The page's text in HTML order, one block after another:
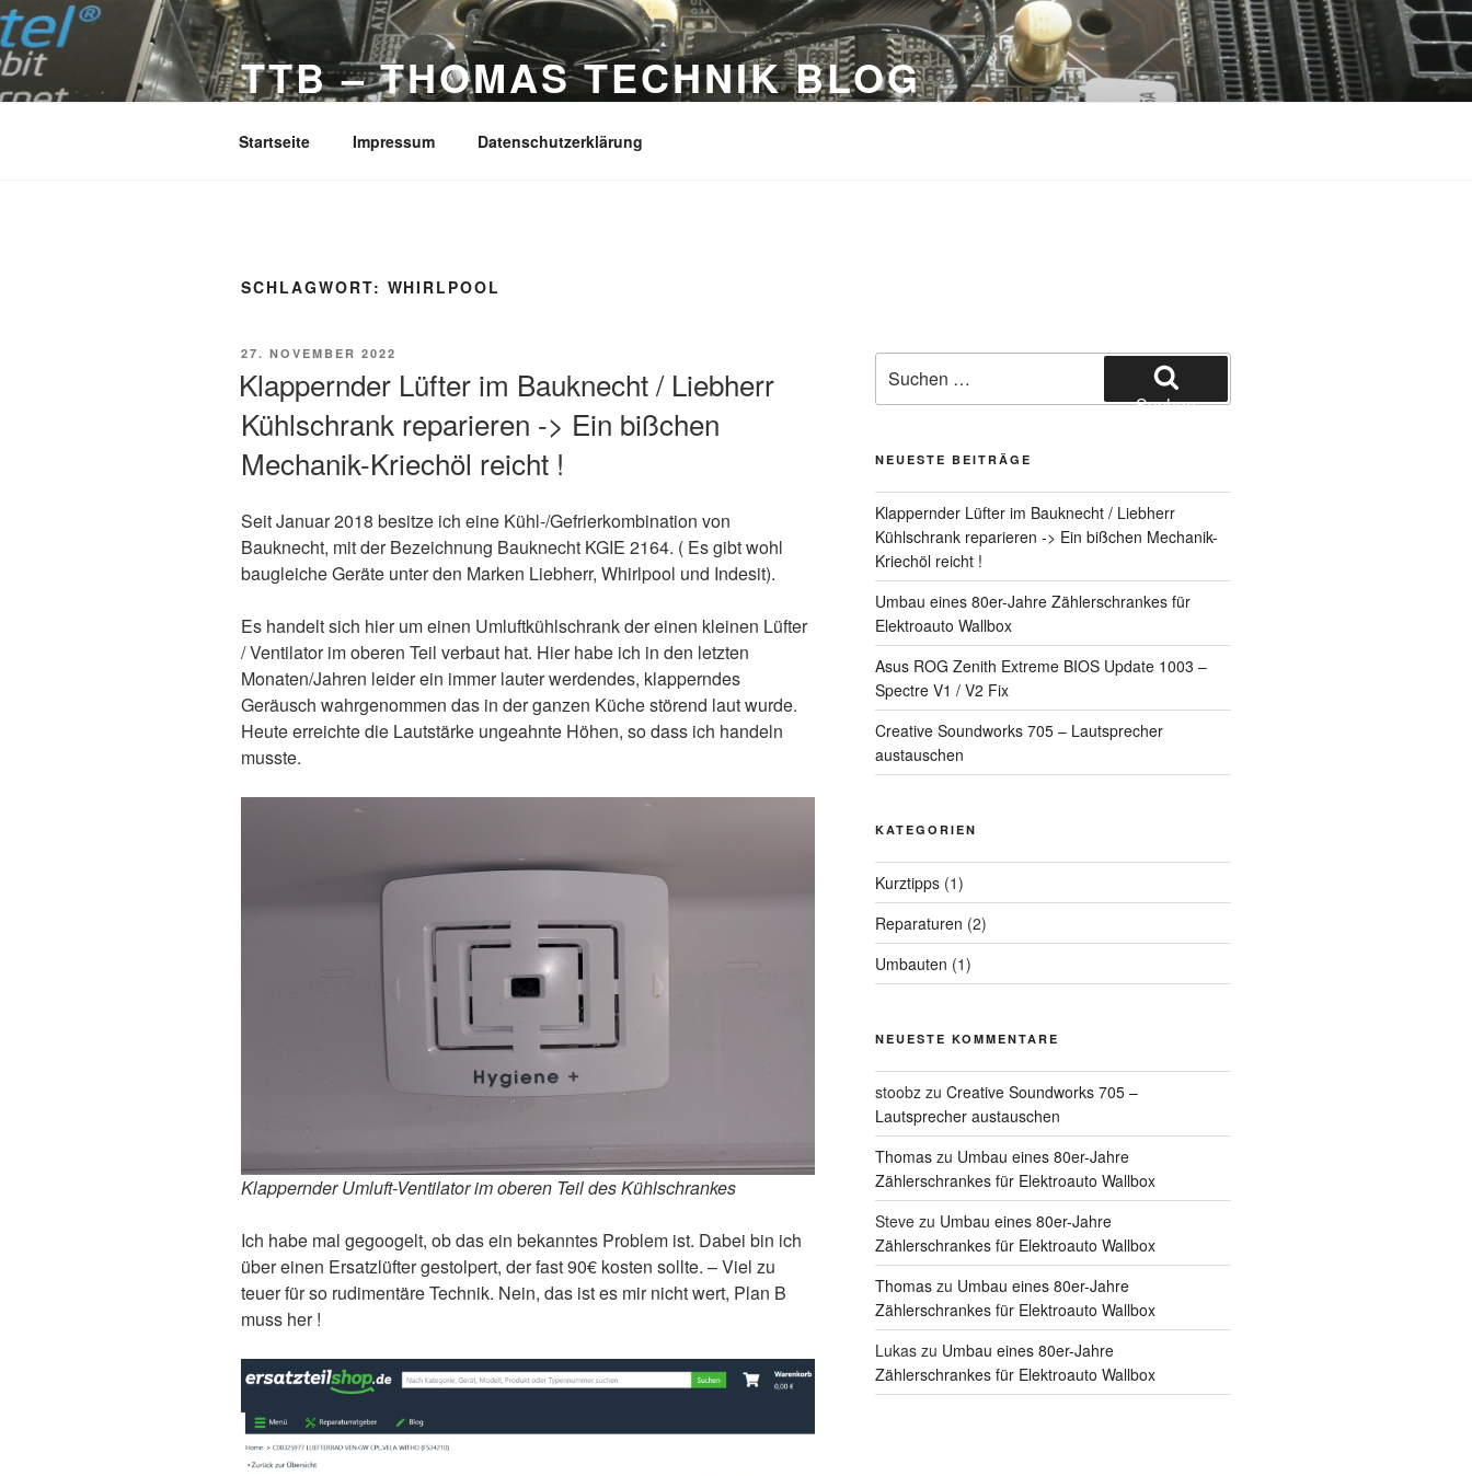
Zum
Inhalt
springen
TTB – THOMAS TECHNIK BLOG
Startseite Impressum Datenschutzerklärung
SCHLAGWORT: WHIRLPOOL
VERÖFFENTLICHT
27. NOVEMBER 2022
Klappernder Lüfter im Bauknecht / Liebherr
Kühlschrank reparieren -> Ein bißchen
Mechanik-Kriechöl reicht !
Seit Januar 2018 besitze ich eine Kühl-/Gefrierkombination von
Bauknecht, mit der Bezeichnung Bauknecht KGIE 2164. ( Es gibt wohl
baugleiche Geräte unter den Marken Liebherr, Whirlpool und Indesit).
Es handelt sich hier um einen Umluftkühlschrank der einen kleinen Lüfter
/ Ventilator im oberen Teil verbaut hat. Hier habe ich in den letzten
Monaten/Jahren leider ein immer lauter werdendes, klapperndes
Geräusch wahrgenommen das in der ganzen Küche störend laut wurde.
Heute erreichte die Lautstärke ungeahnte Höhen, so dass ich handeln
musste.
Klappernder Umluft-Ventilator im oberen Teil des Kühlschrankes
Ich habe mal gegoogelt, ob das ein bekanntes Problem ist. Dabei bin ich
über einen Ersatzlüfter gestolpert, der fast 90€ kosten sollte. – Viel zu
teuer für so rudimentäre Technik. Nein, das ist es mir nicht wert, Plan B
muss her !
nach:
Suchen
NEUESTE BEITRÄGE
Klappernder Lüfter im Bauknecht / Liebherr
Kühlschrank reparieren -> Ein bißchen Mechanik-
Kriechöl reicht !
Umbau eines 80er-Jahre Zählerschrankes für
Elektroauto Wallbox
Asus ROG Zenith Extreme BIOS Update 1003 –
Spectre V1 / V2 Fix
Creative Soundworks 705 – Lautsprecher
austauschen
KATEGORIEN
Kurztipps(1)
Reparaturen (2)
Umbauten (1)
NEUESTE KOMMENTARE
stoobzzu Creative Soundworks 705 –
Lautsprecher austauschen
Thomaszu Umbau eines 80er-Jahre
Zählerschrankes für Elektroauto Wallbox
Stevezu Umbau eines 80er-Jahre
Zählerschrankes für Elektroauto Wallbox
Thomaszu Umbau eines 80er-Jahre
Zählerschrankes für Elektroauto Wallbox
Lukaszu Umbau eines 80er-Jahre
Zählerschrankes für Elektroauto Wallbox